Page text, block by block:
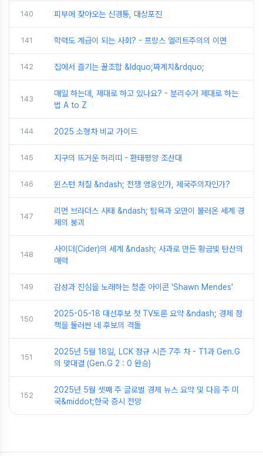
140 피부에 찾아오는 신경통, 대상포진
141 학력도 계급이 되는 사회? - 프랑스 엘리트주의의 이면
142 집에서 즐기는 꿀조합 &ldquo;짜계치&rdquo;
143
매일 하는데, 제대로 하고 있나요? - 분리수거 제대로 하는
법 A to Z
144 2025 소형차 비교 가이드
145 지구의 뜨거운 허리띠 - 환태평양 조산대
146 윈스턴 처칠 &ndash; 전쟁 영웅인가, 제국주의자인가?
147
리먼 브라더스 사태 &ndash; 탐욕과 오만이 불러온 세계 경
제의 붕괴
148
사이더(Cider)의 세계 &ndash; 사과로 만든 황금빛 탄산의
매력
149 감성과 진심을 노래하는 청춘 아이콘 'Shawn Mendes'
150
2025-05-18 대선후보 첫 TV토론 요약 &ndash; 경제 정
책을 둘러싼 네 후보의 격돌
151
2025년 5월 18일, LCK 정규 시즌 7주 차 - T1과 Gen.G
의 맞대결 (Gen.G 2 : 0 완승)
152
2025년 5월 셋째 주 글로벌 경제 뉴스 요약 및 다음 주 미
국&middot;한국 증시 전망